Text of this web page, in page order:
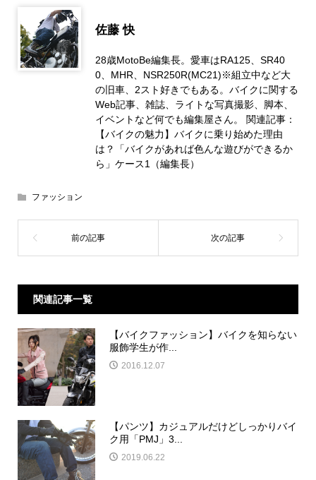
佐藤 快
28歳MotoBe編集長。愛車はRA125、SR40
0、MHR、NSR250R(MC21)※組立中など大
の旧車、2スト好きでもある。バイクに関する
Web記事、雑誌、ライトな写真撮影、脚本、
イベントなど何でも編集屋さん。 関連記事：
【バイクの魅力】バイクに乗り始めた理由
は？「バイクがあれば色んな遊びができるか
ら」ケース1（編集長）
ファッション
関連記事一覧
【バイクファッション】バイクを知らない
服飾学生が作...
2016.12.07
【パンツ】カジュアルだけどしっかりバイ
ク用「PMJ」3...
2019.06.22